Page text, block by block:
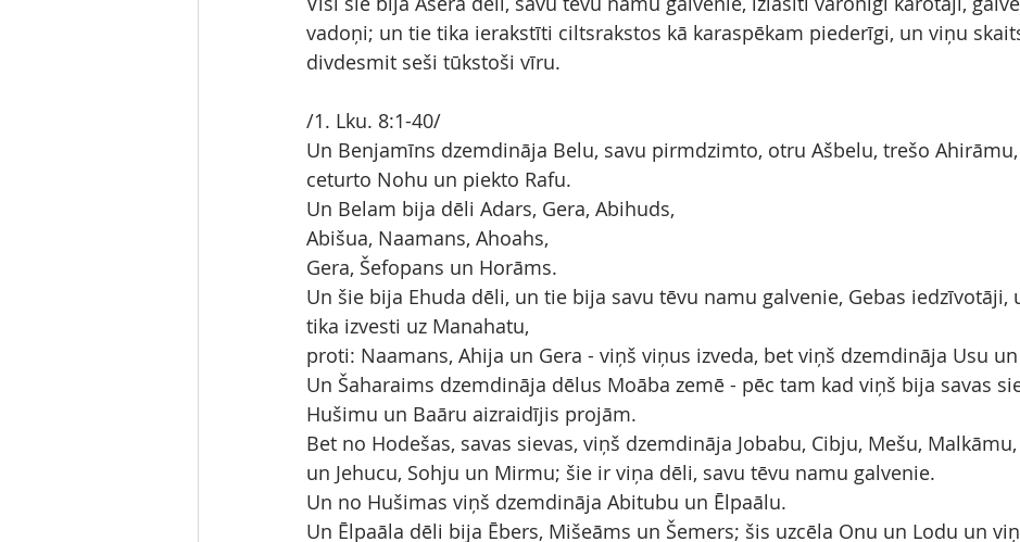
vadoņi; un tie tika ierakstīti ciltsrakstos kā karaspēkam piederīgi, un viņu
divdesmit seši tūkstoši vīru.
/1. Lku. 8:1-40/
Un Benjamīns dzemdināja Belu, savu pirmdzimto, otru Ašbelu, trešo Ahirāmu,
ceturto Nohu un piekto Rafu.
Un Belam bija dēli Adars, Gera, Abihuds,
Abišua, Naamans, Ahoahs,
Gera, Šefopans un Horāms.
Un šie bija Ehuda dēli, un tie bija savu tēvu namu galvenie, Gebas iedzīvotāji,
tika izvesti uz Manahatu,
proti: Naamans, Ahija un Gera - viņš viņus izveda, bet viņš dzemdināja Usu
Un Šaharaims dzemdināja dēlus Moāba zemē - pēc tam kad viņš bija savas
Hušimu un Baāru aizraidījis projām.
Bet no Hodešas, savas sievas, viņš dzemdināja Jobabu, Cibju, Mešu, Malkāmu,
un Jehucu, Sohju un Mirmu; šie ir viņa dēli, savu tēvu namu galvenie.
Un no Hušimas viņš dzemdināja Abitubu un Ēlpaālu.
Un Ēlpaāla dēli bija Ēbers, Mišeāms un Šemers; šis uzcēla Onu un Lodu un